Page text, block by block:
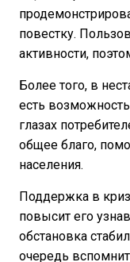
повестку.
активности,
Более того, в
есть
глазах
общее благо,
населения.
Поддержка в
повысит его
обстановка
очередь